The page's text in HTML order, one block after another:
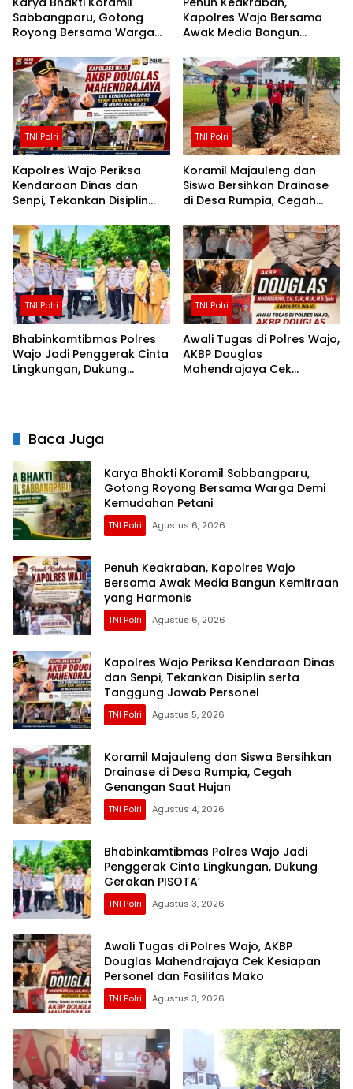
Sabbangparu, Gotong
Royong Bersama Warga
Kapolres Wajo Bersama
Awak Media Bangun
TNI Polri
Kapolres Wajo Periksa
Kendaraan Dinas dan
Senpi, Tekankan Disiplin
Personel
TNI Polri
Koramil Majauleng dan
Siswa Bersihkan Drainase
di Desa Rumpia, Cegah
TNI Polri
Bhabinkamtibmas Polres
Wajo Jadi Penggerak Cinta
Lingkungan, Dukung
TNI Polri
Awali Tugas di Polres Wajo,
AKBP Douglas
Mahendrajaya Cek
Baca Juga
Karya Bhakti Koramil Sabbangparu,
Gotong Royong Bersama Warga Demi
Kemudahan Petani
TNI Polri Agustus 6, 2026
Penuh Keakraban, Kapolres Wajo
Bersama Awak Media Bangun Kemitraan
yang Harmonis
TNI Polri Agustus 6, 2026
Kapolres Wajo Periksa Kendaraan Dinas
dan Senpi, Tekankan Disiplin serta
Tanggung Jawab Personel
TNI Polri Agustus 5, 2026
Koramil Majauleng dan Siswa Bersihkan
Drainase di Desa Rumpia, Cegah
Genangan Saat Hujan
TNI Polri Agustus 4, 2026
Bhabinkamtibmas Polres Wajo Jadi
Penggerak Cinta Lingkungan, Dukung
Gerakan PISOTA’
TNI Polri Agustus 3, 2026
Awali Tugas di Polres Wajo, AKBP
Douglas Mahendrajaya Cek Kesiapan
Personel dan Fasilitas Mako
TNI Polri Agustus 3, 2026